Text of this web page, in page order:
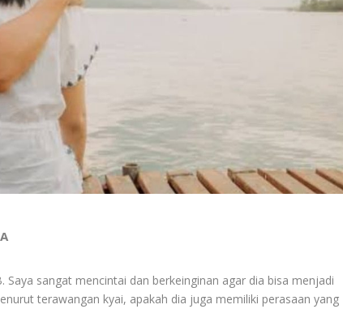
Saya sangat mencintai dan berkeinginan agar dia bisa menjadi
terawangan kyai, apakah dia juga memiliki perasaan yang